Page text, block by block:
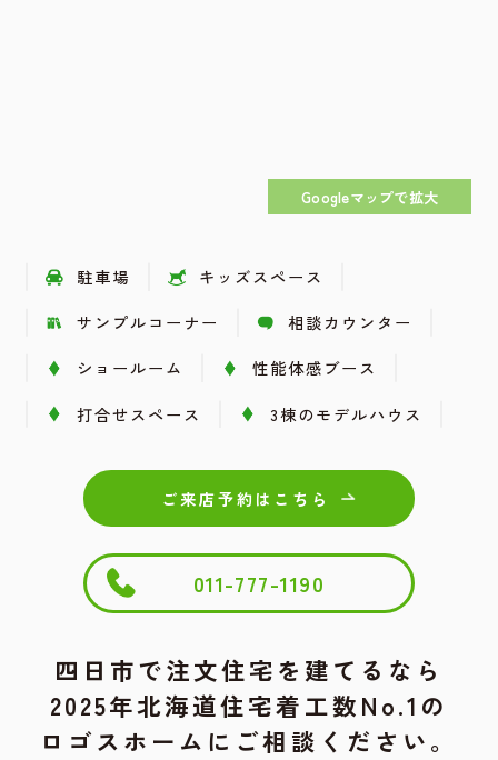
Googleマップで拡大
駐車場
キッズスペース
サンプルコーナー
相談カウンター
ショールーム
性能体感ブース
打合せスペース
3棟のモデルハウス
ご来店予約はこちら
011-777-1190
四日市で注文住宅を建てるなら
2025年北海道住宅着工数No.1の
ロゴスホームにご相談ください。